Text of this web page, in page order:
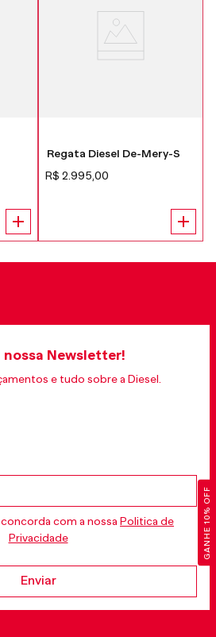
GANHE 10% OFF
Regata Diesel De-Mery-S
R$ 2 995 00
nossa Newsletter!
e tudo sobre a Diesel.
com a nossa Politica de
Privacidade
Enviar